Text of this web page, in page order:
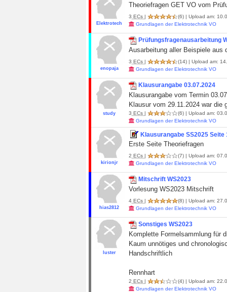
Elektrotech
Theoriefragen GET VO vom
3 ECs | (6) | Upload am:
Grundlagen der Elektrotechnik VO
enopaja
Prüfungsfragenausarbeitung
Ausarbeitung aller Beispiele aus
3 ECs | (14) | Upload am:
Grundlagen der Elektrotechnik VO
study
Klausurangabe 03.07.2024
Klausurangabe vom Termin
Klausur vom 29.11.2024 war die
3 ECs | (6) | Upload am:
Grundlagen der Elektrotechnik VO
kirionjr
Klausurangabe SS2025 Seite
Erste Seite Theoriefragen
2 ECs | (7) | Upload am:
Grundlagen der Elektrotechnik VO
hias2812
Mitschrift WS2023
Vorlesung WS2023 Mitschrift
4 ECs | (8) | Upload am:
Grundlagen der Elektrotechnik VO
luster
Sonstiges WS2023
Komplette Formelsammlung für
Kaum unnötiges und
Handschriftlich
Rennhart
2 ECs | (4) | Upload am:
Grundlagen der Elektrotechnik VO